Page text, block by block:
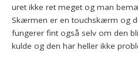
uret ikke ret meget og man
Skærmen er en touchskærm og
fungerer fint også selv om den
kulde og den har heller ikke